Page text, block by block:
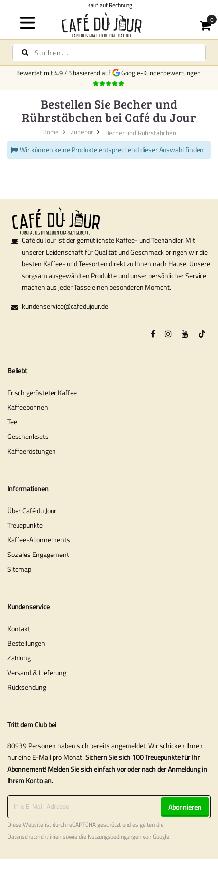
Kauf auf Rechnung
Bewertet mit4.9/5 basierend auf Google-Kundenbewertungen
Bestellen Sie Becher und
Rührstäbchen bei Café du Jour
Home Zubehör Becher und Rührstäbchen
Wir können keine Produkte entsprechend dieser Auswahl finden
Café du Jour ist der gemütlichste Kaffee- und Teehändler. Mit
unserer Leidenschaft für Qualität und Geschmack bringen wir die
besten Kaffee- und Teesorten direkt zu Ihnen nach Hause. Unsere
sorgsam ausgewählten Produkte und unser persönlicher Service
machen aus jeder Tasse einen besonderen Moment.
kundenservice@cafedujour.de
Beliebt
Frisch gerösteter Kaffee
Kaffeebohnen
Tee
Geschenksets
Kaffeeröstungen
Informationen
Über Café du Jour
Treuepunkte
Kaffee-Abonnements
Soziales Engagement
Sitemap
Kundenservice
Kontakt
Bestellungen
Zahlung
Versand & Lieferung
Rücksendung
Tritt dem Club bei
80939 Personen haben sich bereits angemeldet. Wir schicken Ihnen
nur eine E-Mail pro Monat.Sichern Sie sich 100 Treuepunkte für Ihr
Abonnement! Melden Sie sich einfach vor oder nach der Anmeldung in
Ihrem Konto an.
Abonnieren
Diese Website ist durch reCAPTCHA geschützt und es gelten die
Datenschutzrichtliniensowie die Nutzungsbedingungenvon Google.